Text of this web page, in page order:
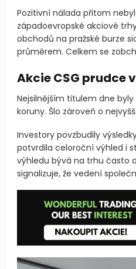
vyskočily o více než devět
-0,80 %
, zatímco část
Pozitivní nálada přitom
západoevropské akciové
obchodů na pražské burze
průměrem. Celkem se
Akcie CSG prudce
Nejsilnějším titulem dne byly
koruny. Šlo zároveň o
Investory povzbudily
potvrdila celoroční výhled i
výhledu bývá na trhu často
signalizuje, že vedení